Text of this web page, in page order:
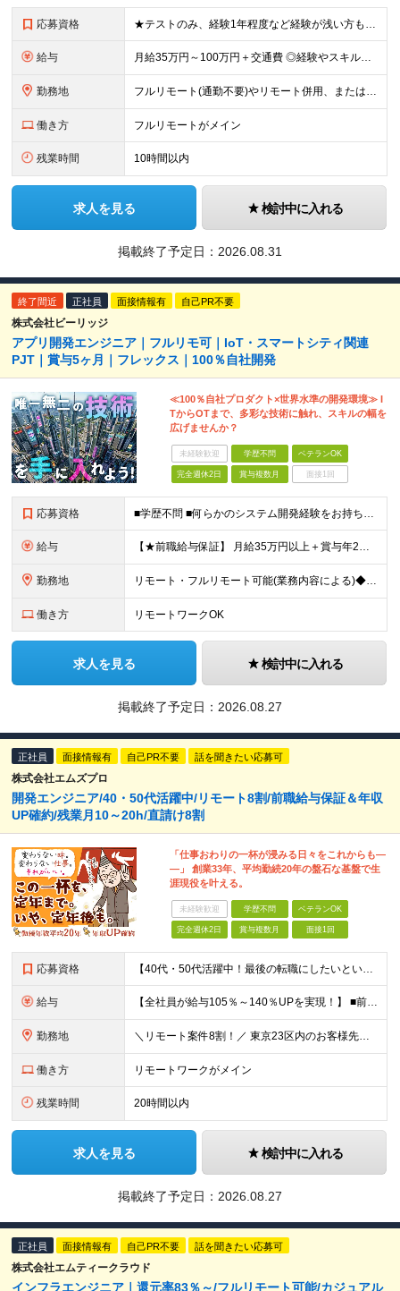
応募資格 ★テストのみ、経験1年程度など経験が浅い方も歓迎します！ ■学歴不問 ■システム開発における実務経験をお持ちの方 ◎先輩のサポートなど経験が浅い方から、PLクラスまで、幅広い層を歓迎します ◎大規模
給与 月給35万円～100万円＋交通費 ◎経験やスキルを考慮し、最大限優遇します ◎上記月給は固定残業代月40時間分(月10万9,375～)を含みます。残業時間が超過した場合はその分追加支給します ◎試用
勤務地 フルリモート(通勤不要)やリモート併用、または首都圏を中心とするプロジェクト先での勤務 ★転勤はありません ■本社 東京都品川区西五反田3丁目15-6 リードシー目黒不動前ビル1-04 ※(変更
働き方 フルリモートがメイン
残業時間 10時間以内
求人を見る 検討中に入れる
掲載終了予定日： 2026.08.31
終了間近 正社員 面接情報有 自己PR不要
株式会社ビーリッジ
アプリ開発エンジニア｜フルリモ可｜IoT・スマートシティ関連
PJT｜賞与5ヶ月｜フレックス｜100％自社開発
≪100％自社プロダクト×世界水準の開発環境≫ I
TからOTまで、多彩な技術に触れ、スキルの幅を
広げませんか？
未経験歓迎 学歴不問 ベテランOK
完全週休2日 賞与複数月 面接1回
応募資格 ■学歴不問 ■何らかのシステム開発経験をお持ちの方（業界経験不問） ■業界知識は不問です 入社後にはニッチな業界知識が必要になりますが、 入社時点の知識量は不問です！ 「エンジニアとして自分にしか
給与 【★前職給与保証】 月給35万円以上＋賞与年2回（※5ヶ月分支給実績あり） ※上記は最低保証額です。 ご経験やスキルに応じて当社規定内で決定します ※試用期間3ヶ月間あり・労働条件は本採用と変わり
勤務地 リモート・フルリモート可能(業務内容による)◆100％自社内開発 所在地：神奈川県横浜市港北区新横浜3-8-11 メットライフ新横浜ビル10F (変更の範囲)上記を除く当社関連勤務地 ※機器の導入
働き方 リモートワークOK
求人を見る 検討中に入れる
掲載終了予定日： 2026.08.27
正社員 面接情報有 自己PR不要 話を聞きたい応募可
株式会社エムズプロ
開発エンジニア/40・50代活躍中/リモート8割/前職給与保証＆年収
UP確約/残業月10～20h/直請け8割
「仕事おわりの一杯が浸みる日々をこれからも―
―」 創業33年、平均勤続20年の盤石な基盤で生
涯現役を叶える。
未経験歓迎 学歴不問 ベテランOK
完全週休2日 賞与複数月 面接1回
応募資格 【40代・50代活躍中！最後の転職にしたいという方も大歓迎です◎】 ●学歴不問 ●Java、C言語、C++、C#、PHP、Pythonいずれかの開発経験がある方 ＼こんな方を待っています／ ★「今の
給与 【全社員が給与105％～140％UPを実現！】 ■前職給与の「総収入額」を105％以上保証 ■最高月給120万円・年収1000万円以上も可能 ■確定拠出年金（401K）完備で老後の備えも盤石 月給3
勤務地 ＼リモート案件8割！／ 東京23区内のお客様先にて勤務していただきます。 本社所在地：神奈川県横浜市瀬谷区本郷3-1-17 第2斉藤ビル2F (変更の範囲)上記を除く当社関連勤務地
働き方 リモートワークがメイン
残業時間 20時間以内
求人を見る 検討中に入れる
掲載終了予定日： 2026.08.27
正社員 面接情報有 自己PR不要 話を聞きたい応募可
株式会社エムティークラウド
インフラエンジニア｜還元率83％～/フルリモート可能/カジュアル